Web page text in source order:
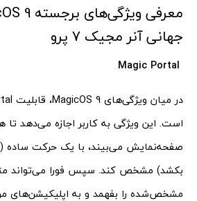
جهانی آنر مجیک 7 پرو
است. این ویژگی به کاربر اجازه می‌دهد تا
صفحه‌نمایش می‌بیند، با یک حرکت ساده (
بکشد) مشخص کند. سپس فورا می‌تواند
مشخص‌شده را بفهمد و به اپلیکیشن‌های